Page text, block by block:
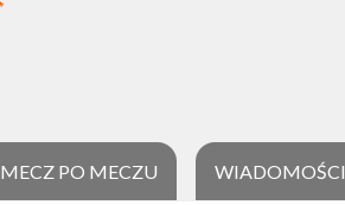
MECZ PO MECZU WIADOMOŚCI